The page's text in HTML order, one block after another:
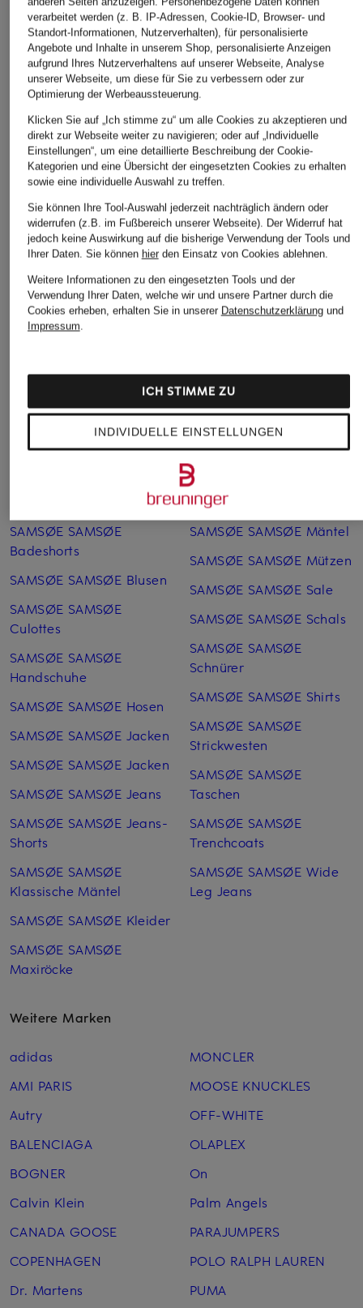
BOSS
69,95 €
BOSS
69,95 €
DRYKORN
T-Shirt ANAYO
39,99 €
Ursprünglich:69,99 €
Weitere Kategorien
SAMSØE SAMSØE
Badeshorts
SAMSØE SAMSØE Blusen
SAMSØE SAMSØE
Culottes
SAMSØE SAMSØE
Handschuhe
SAMSØE SAMSØE Hosen
SAMSØE SAMSØE Jacken
SAMSØE SAMSØE Jacken
SAMSØE SAMSØE Jeans
SAMSØE SAMSØE Jeans-
Shorts
SAMSØE SAMSØE
Klassische Mäntel
SAMSØE SAMSØE Kleider
SAMSØE SAMSØE
Maxiröcke
SAMSØE SAMSØE
Miniröcke
SAMSØE SAMSØE Mäntel
SAMSØE SAMSØE Mützen
SAMSØE SAMSØE Sale
SAMSØE SAMSØE Schals
SAMSØE SAMSØE
Schnürer
SAMSØE SAMSØE Shirts
SAMSØE SAMSØE
Strickwesten
SAMSØE SAMSØE
Taschen
SAMSØE SAMSØE
Trenchcoats
SAMSØE SAMSØE Wide
Leg Jeans
Weitere Marken
adidas
AMI PARIS
Autry
BALENCIAGA
BOGNER
Calvin Klein
CANADA GOOSE
COPENHAGEN
Dr. Martens
MONCLER
MOOSE KNUCKLES
OFF-WHITE
OLAPLEX
On
Palm Angels
PARAJUMPERS
POLO RALPH LAUREN
PUMA
verarbeitet werden (z. B. IP-Adressen, Cookie-ID, Browser- und
Standort-Informationen, Nutzerverhalten), für personalisierte
Angebote und Inhalte in unserem Shop, personalisierte Anzeigen
aufgrund Ihres Nutzerverhaltens auf unserer Webseite, Analyse
unserer Webseite, um diese für Sie zu verbessern oder zur
Optimierung der Werbeaussteuerung.
Klicken Sie auf „Ich stimme zu“ um alle Cookies zu akzeptieren und
direkt zur Webseite weiter zu navigieren; oder auf „Individuelle
Einstellungen“, um eine detaillierte Beschreibung der Cookie-
Kategorien und eine Übersicht der eingesetzten Cookies zu erhalten
sowie eine individuelle Auswahl zu treffen.
Sie können Ihre Tool-Auswahl jederzeit nachträglich ändern oder
widerrufen (z.B. im Fußbereich unserer Webseite). Der Widerruf hat
jedoch keine Auswirkung auf die bisherige Verwendung der Tools und
Ihrer Daten. Sie können hierden Einsatz von Cookies ablehnen.
Weitere Informationen zu den eingesetzten Tools und der
Verwendung Ihrer Daten, welche wir und unsere Partner durch die
Cookies erheben, erhalten Sie in unserer Datenschutzerklärungund
Impressum.
INDIVIDUELLE EINSTELLUNGEN
ICH STIMME ZU